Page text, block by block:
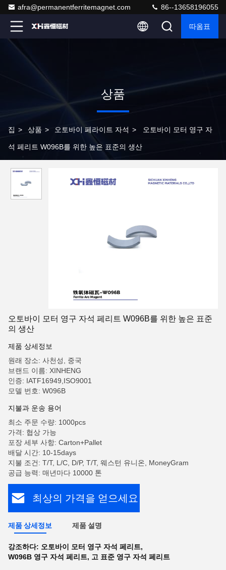
afra@permanentferritemagnet.com 86--13658196055
따옴표
상품
집 > 상품 > 오토바이 페라이트 자석 > 오토바이 모터 영구 자
석 페리트 W096B를 위한 높은 표준의 생산
오토바이 모터 영구 자석 페리트 W096B를 위한 높은 표준
의 생산
제품 상세정보
원래 장소: 사천성, 중국
브랜드 이름: XINHENG
인증: IATF16949,ISO9001
모델 번호: W096B
지불과 운송 용어
최소 주문 수량: 1000pcs
가격: 협상 가능
포장 세부 사항: Carton+Pallet
배달 시간: 10-15days
지불 조건: T/T, L/C, D/P, T/T, 웨스턴 유니온, MoneyGram
공급 능력: 매년마다 10000 톤
최상의 가격을 얻으세요
제품 상세정보 제품 설명
강조하다: 오토바이 모터 영구 자석 페리트,
W096B 영구 자석 페리트, 고 표준 영구 자석 페리트